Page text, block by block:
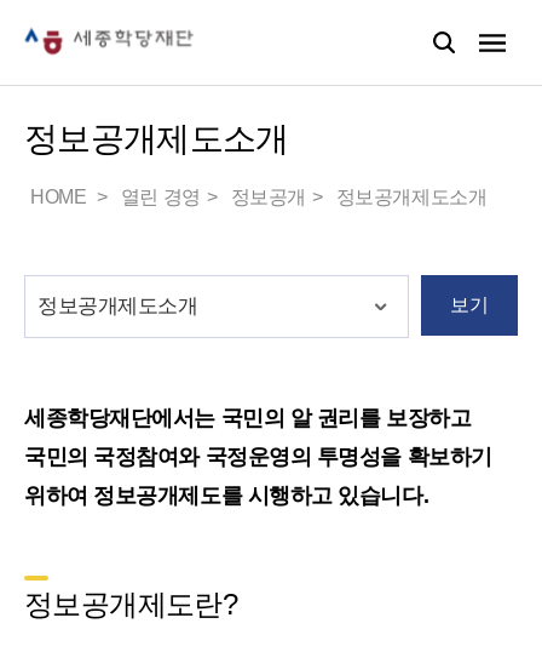
정보공개제도소개
HOME 열린 경영 정보공개 정보공개제도소개
보기
세종학당재단에서는 국민의 알 권리를 보장하고
국민의 국정참여와 국정운영의 투명성을 확보하기
위하여 정보공개제도를 시행하고 있습니다.
정보공개제도란?